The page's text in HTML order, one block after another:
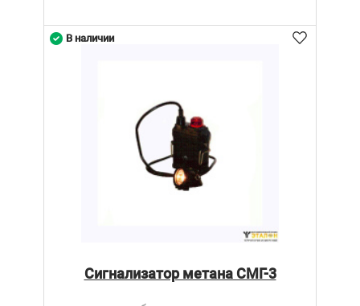
Сигнализатор метана СМГ-3
В наличии